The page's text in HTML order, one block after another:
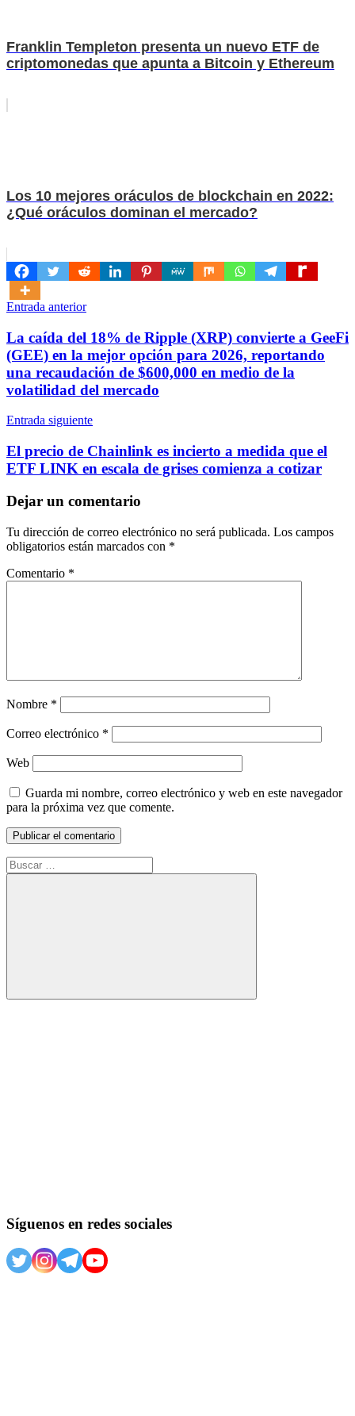
Franklin Templeton presenta un nuevo ETF de
criptomonedas que apunta a Bitcoin y Ethereum
Los 10 mejores oráculos de blockchain en 2022:
¿Qué oráculos dominan el mercado?
Navegación
de
entradas
Entrada anterior
La caída del 18% de Ripple (XRP) convierte a GeeFi
(GEE) en la mejor opción para 2026, reportando
una recaudación de $600,000 en medio de la
volatilidad del mercado
Entrada siguiente
El precio de Chainlink es incierto a medida que el
ETF LINK en escala de grises comienza a cotizar
Dejar un comentario
Tu dirección de correo electrónico no será publicada. Los campos
obligatorios están marcados con *
Comentario *
Nombre *
Correo electrónico *
Web
Guarda mi nombre, correo electrónico y web en este navegador
para la próxima vez que comente.
Buscar:
Buscar
Síguenos en redes sociales